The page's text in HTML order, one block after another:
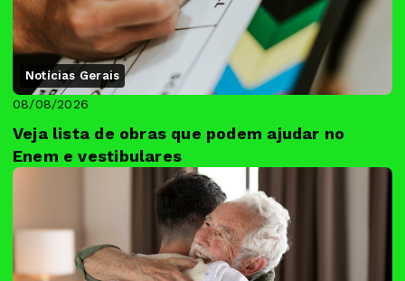
Notícias Gerais
08/08/2026
Veja lista de obras que podem ajudar no
Enem e vestibulares